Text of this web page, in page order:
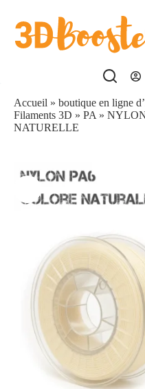
contenu
Accueil » boutique en ligne
Filaments 3D » PA »
NATURELLE